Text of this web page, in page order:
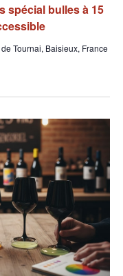
spécial bulles à 15
Tournai, Baisieux, France